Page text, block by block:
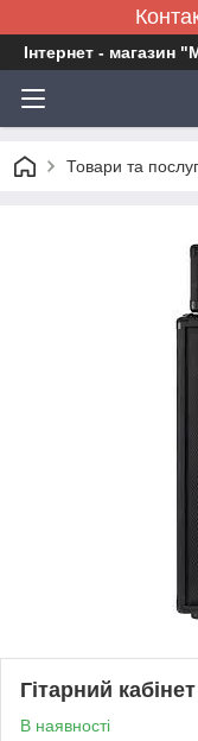
Інтернет - магазин
Товари та
Гітарний
В наявності